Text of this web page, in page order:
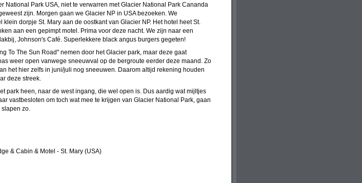
National Park USA, niet te verwarren met Glacier National Park Cananda
zijn. Morgen gaan we Glacier NP in USA bezoeken. We
klein dorpje St. Mary aan de oostkant van Glacier NP. Het hotel heet St.
aan een gepimpt motel. Prima voor deze nacht. We zijn naar een
Johnson's Café. Superlekkere black angus burgers gegeten!
To The Sun Road" nemen door het Glacier park, maar deze gaat
weer open vanwege sneeuwval op de bergroute eerder deze maand. Zo
het hier zelfs in juni/juli nog sneeuwen. Daarom altijd rekening houden
deze streek.
park heen, naar de west ingang, die wel open is. Dus aardig wat mijltjes
vastbesloten om toch wat mee te krijgen van Glacier National Park, gaan
zo.
& Cabin & Motel - St. Mary (USA)